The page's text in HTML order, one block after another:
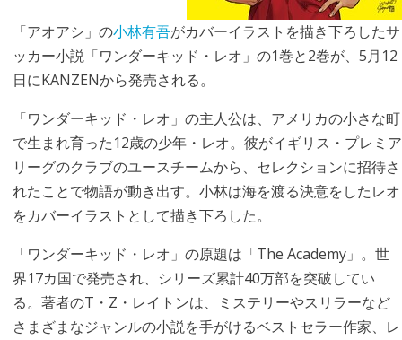
「アオアシ」の小林有吾がカバーイラストを描き下ろしたサ
ッカー小説「ワンダーキッド・レオ」の1巻と2巻が、5月12
日にKANZENから発売される。
「ワンダーキッド・レオ」の主人公は、アメリカの小さな町
で生まれ育った12歳の少年・レオ。彼がイギリス・プレミア
リーグのクラブのユースチームから、セレクションに招待さ
れたことで物語が動き出す。小林は海を渡る決意をしたレオ
をカバーイラストとして描き下ろした。
「ワンダーキッド・レオ」の原題は「The Academy」。世
界17カ国で発売され、シリーズ累計40万部を突破してい
る。著者のT・Z・レイトンは、ミステリーやスリラーなど
さまざまなジャンルの小説を手がけるベストセラー作家、レ